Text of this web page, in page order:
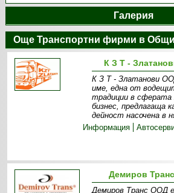
Галерия
Още Транспортни фирми в
К З Т -
К З Т - Златанови
име, една от
традиции в сферата
бизнес, предлагаща
дейност насочена в
Информация
Демиров
Демиров Транс ООД е